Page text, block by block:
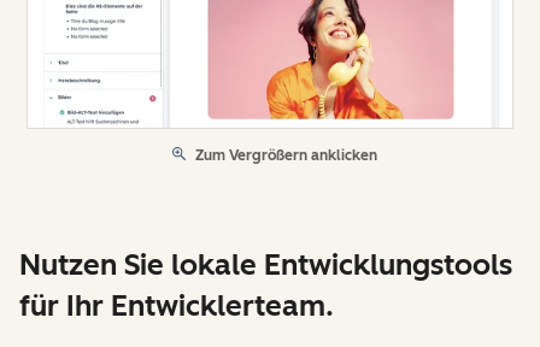
Zum Vergrößern anklicken
Nutzen Sie lokale Entwicklungstools
für Ihr Entwicklerteam.